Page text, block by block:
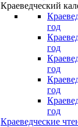
Краеведческий
год
год
год
год
год
Краеведческие